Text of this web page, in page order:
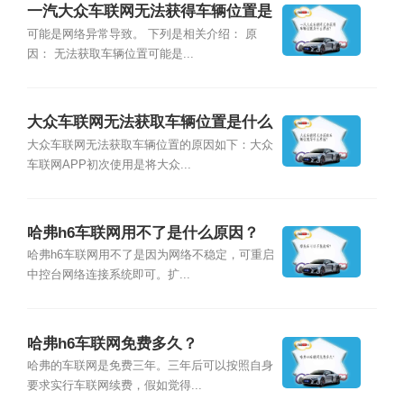
一汽大众车联网无法获得车辆位置是
什么原因？
可能是网络异常导致。 下列是相关介绍： 原
因： 无法获取车辆位置可能是...
大众车联网无法获取车辆位置是什么
原因？
大众车联网无法获取车辆位置的原因如下：大众
车联网APP初次使用是将大众...
哈弗h6车联网用不了是什么原因？
哈弗h6车联网用不了是因为网络不稳定，可重启
中控台网络连接系统即可。扩...
哈弗h6车联网免费多久？
哈弗的车联网是免费三年。三年后可以按照自身
要求实行车联网续费，假如觉得...